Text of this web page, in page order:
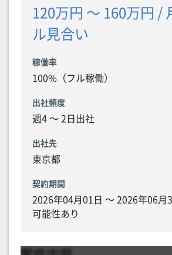
120万円 〜 160万円 /
ル見合い
稼働率
100%（フル稼働）
出社頻度
週4 〜 2日出社
出社先
東京都
契約期間
2026年04月01日 〜 2026年06
可能性あり